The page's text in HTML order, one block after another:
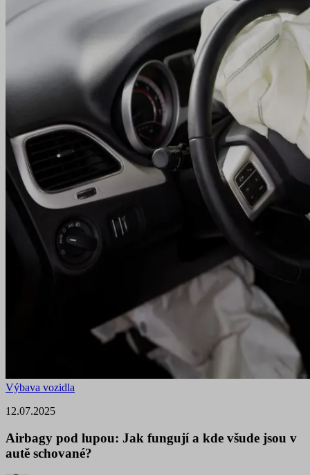
Výbava vozidla
12.07.2025
Airbagy pod lupou: Jak fungují a kde všude jsou v
autě schované?